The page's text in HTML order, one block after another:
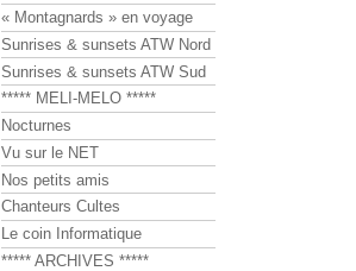
« Montagnards » en voyage
Sunrises & sunsets ATW Nord
Sunrises & sunsets ATW Sud
***** MELI-MELO *****
Nocturnes
Vu sur le NET
Nos petits amis
Chanteurs Cultes
Le coin Informatique
***** ARCHIVES *****